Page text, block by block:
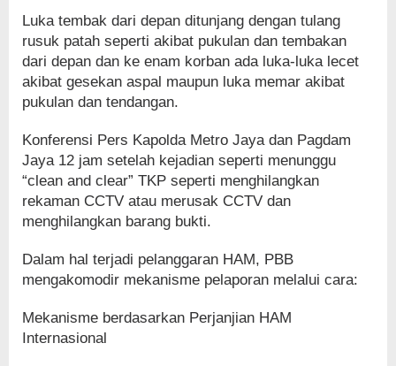
Luka tembak dari depan ditunjang dengan tulang
rusuk patah seperti akibat pukulan dan tembakan
dari depan dan ke enam korban ada luka-luka lecet
akibat gesekan aspal maupun luka memar akibat
pukulan dan tendangan.
Konferensi Pers Kapolda Metro Jaya dan Pagdam
Jaya 12 jam setelah kejadian seperti menunggu
“clean and clear” TKP seperti menghilangkan
rekaman CCTV atau merusak CCTV dan
menghilangkan barang bukti.
Dalam hal terjadi pelanggaran HAM, PBB
mengakomodir mekanisme pelaporan melalui cara:
Mekanisme berdasarkan Perjanjian HAM
Internasional